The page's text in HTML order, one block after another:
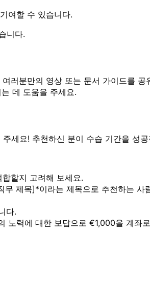
여할 수 있습니다.
니다.
여러분만의 영상 또는 문서 가이드를
데 도움을 주세요.
세요! 추천하신 분이 수습 기간을 성
할지 고려해 보세요.
무 제목]*이라는 제목으로 추천하는 사
다.
노력에 대한 보답으로 €1,000을 계좌